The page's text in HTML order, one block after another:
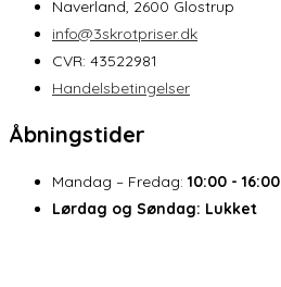
Naverland, 2600 Glostrup
info@3skrotpriser.dk
CVR: 43522981
Handelsbetingelser
Åbningstider
Mandag – Fredag: 10:00 - 16:00
Lørdag og Søndag: Lukket